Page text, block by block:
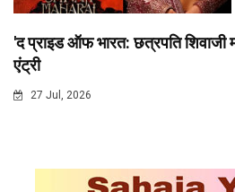
'द प्राइड ऑफ भारत: छत्रपति शिवाजी
एंट्री
27 Jul, 2026